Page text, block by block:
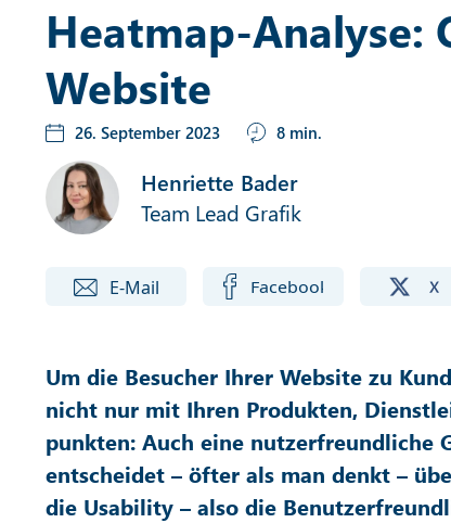
Heatmap-
Website
26. September 2023 8 min.
Henriette Bader
Team Lead Grafik
Um die Besucher Ihrer Website zu
nicht nur mit Ihren Produkten,
punkten: Auch eine nutzerfreundliche
entscheidet – öfter als man denkt –
die Usability – also die